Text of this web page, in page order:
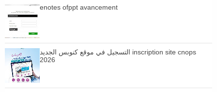
enotes ofppt avancement
التسجيل في موقع كنوبس الجديد inscription site cnops
2026